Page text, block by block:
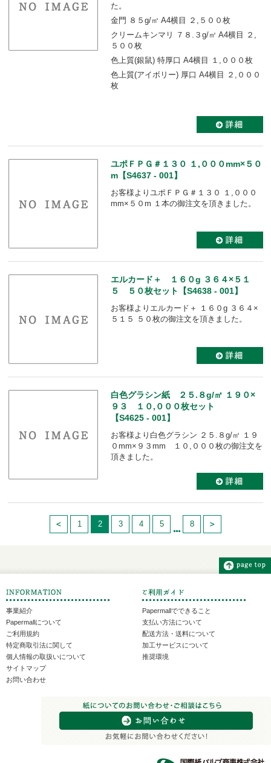
た。
金門 ８５g/㎡ A4横目 ２,５００枚
クリームキンマリ ７８.３g/㎡ A4横目 ２,
５００枚
色上質(銀鼠) 特厚口 A4横目 １,０００枚
色上質(アイボリー) 厚口 A4横目 ２,０００
枚
ユポＦＰＧ＃１３０ １,０００mm×５０
m【S4637 - 001】
お客様よりユポＦＰＧ＃１３０ １,０００
mm×５０m １本の御注文を頂きました。
エルカード＋ １６０g ３６４×５１
５ ５０枚セット【S4638 - 001】
お客様よりエルカード＋ １６０g ３６４×
５１５ ５０枚の御注文を頂きました。
白色グラシン紙 ２５.８g/㎡ １９０×
９３ １０,０００枚セット
【S4625 - 001】
お客様より白色グラシン ２５.８g/㎡ １９
０mm×９３mm １０,０００枚の御注文を
頂きました。
1 2 3 4 5 8
事業紹介
Papermallについて
ご利用規約
特定商取引法に関して
個人情報の取扱いについて
サイトマップ
お問い合わせ
Papermallでできること
支払い方法について
配送方法・送料について
加工サービスについて
推奨環境